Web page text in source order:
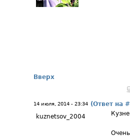
Вверх
14 июля, 2014 - 23:34 (Ответ на
kuznetsov_2004